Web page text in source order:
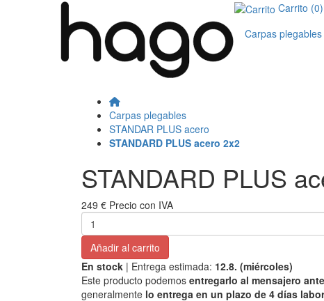
Carrito (0)
Carpas plegables
Carpas plegables
STANDAR PLUS acero
STANDARD PLUS acero 2x2
STANDARD PLUS
249 € Precio con IVA
Añadir al carrito
En stock | Entrega estimada: 12.8. (miércoles)
Este producto podemos entregarlo al mensajero
generalmente lo entrega en un plazo de 4 días